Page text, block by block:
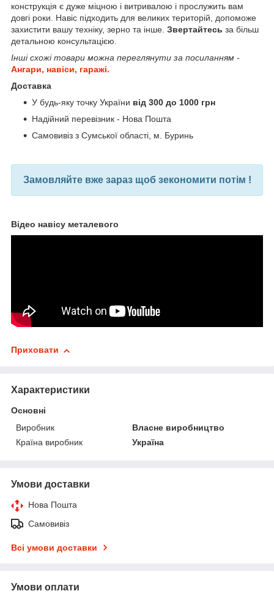
конструкція є дуже міцною і витривалою і прослужить вам
довгі роки. Навіс підходить для великих територій, допоможе
захистити вашу техніку, зерно та інше. Звертайтесь за більш
детальною консультацією.
Інші схожі товари можна переглянути за посиланням -
Ангари, навіси, гаражі.
Доставка
У будь-яку точку України від 300 до 1000 грн
Надійний перевізник - Нова Пошта
Самовивіз з Сумської області, м. Буринь
Замовляйте вже зараз щоб зекономити потім !
Відео навісу металевого
Приховати
Характеристики
Основні
Виробник
Власне виробництво
Країна виробник
Україна
Умови доставки
Нова Пошта
Самовивіз
Всі умови доставки
Умови оплати